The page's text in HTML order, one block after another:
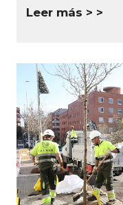
Leer más >